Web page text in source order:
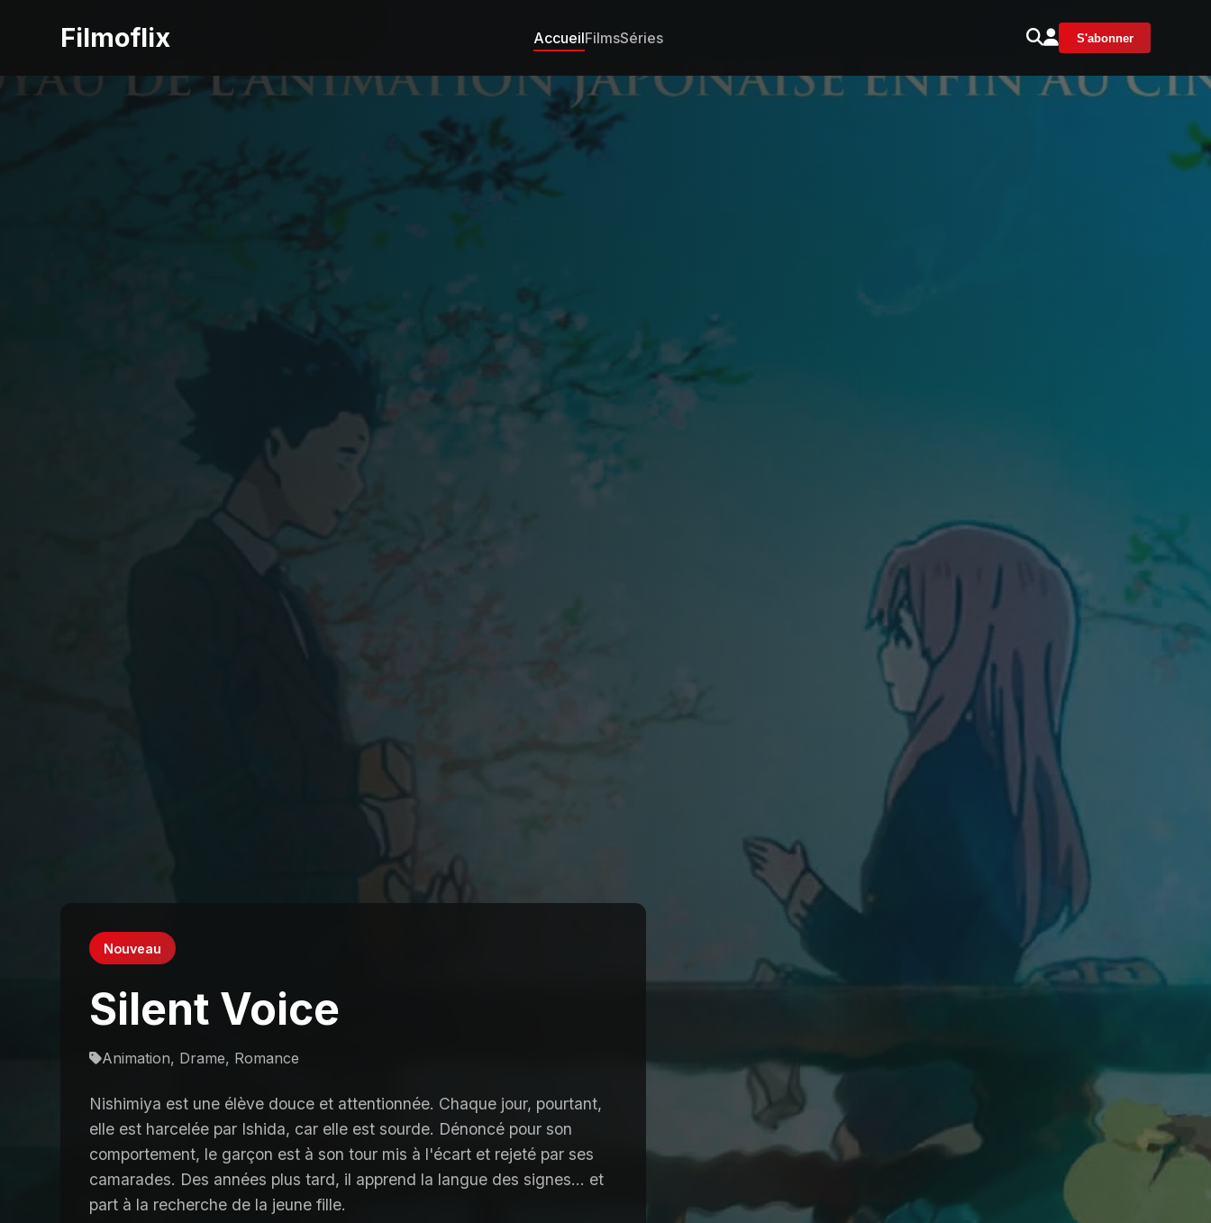
Filmoflix AccueilFilmsSéries S'abonner
Nouveau
Silent Voice
Animation, Drame, Romance
Nishimiya est une élève douce et attentionnée. Chaque jour, pourtant,
elle est harcelée par Ishida, car elle est sourde. Dénoncé pour son
comportement, le garçon est à son tour mis à l'écart et rejeté par ses
camarades. Des années plus tard, il apprend la langue des signes... et
part à la recherche de la jeune fille.